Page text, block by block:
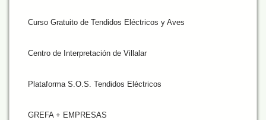
Curso Gratuito de Tendidos Eléctricos y Aves
Centro de Interpretación de Villalar
Plataforma S.O.S. Tendidos Eléctricos
GREFA + EMPRESAS